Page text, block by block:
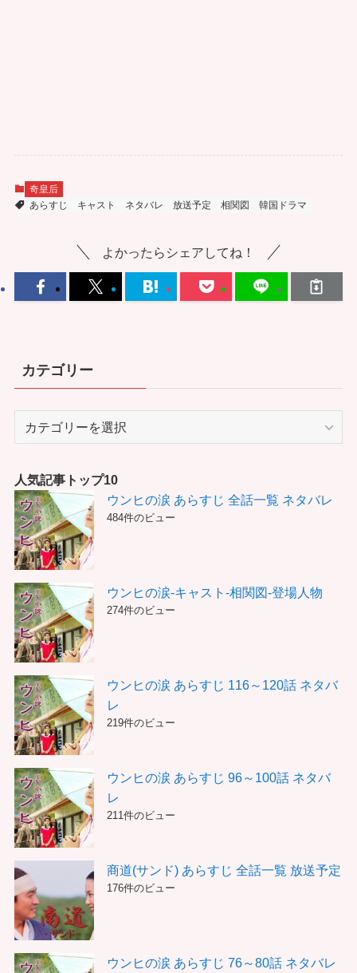
奇皇后
あらすじ
キャスト ネタバレ 放送予定 相関図 韓国ドラマ
よかったらシェアしてね！
カテゴリー
リ
ー
人気記事トップ10
ウンヒの涙 あらすじ 全話一覧 ネタバレ
484件のビュー
ウンヒの涙-キャスト-相関図-登場人物
274件のビュー
ウンヒの涙 あらすじ 116～120話 ネタバ
レ
219件のビュー
ウンヒの涙 あらすじ 96～100話 ネタバ
レ
211件のビュー
商道(サンド) あらすじ 全話一覧 放送予定
176件のビュー
ウンヒの涙 あらすじ 76～80話 ネタバレ